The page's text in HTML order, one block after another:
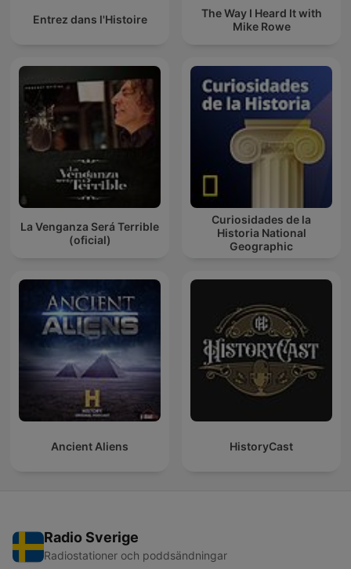
Entrez dans l'Histoire
The Way I Heard It with
Mike Rowe
La Venganza Será Terrible
(oficial)
Curiosidades de la
Historia National
Geographic
Ancient Aliens HistoryCast
Radio Sverige
Radiostationer och poddsändningar